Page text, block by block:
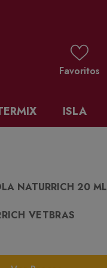
Favoritos
ISLA
NATURRICH 20 ML
VETBRAS